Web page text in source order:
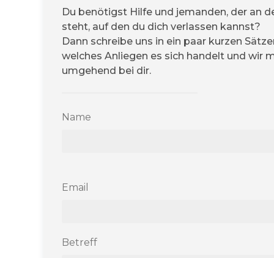
Du benötigst Hilfe und jemanden, der an
steht, auf den du dich verlassen kannst?
Dann schreibe uns in ein paar kurzen
welches Anliegen es sich handelt und wir
umgehend bei dir.
Name
Please leave this field empty.
Email
Betreff